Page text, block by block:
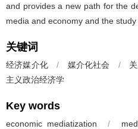
and provides a new path for the
media and economy and the
关键词
经济媒介化 / 媒介化社会 /
主义政治经济学
Key words
economic mediatization /